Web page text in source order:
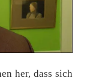
her, dass sich